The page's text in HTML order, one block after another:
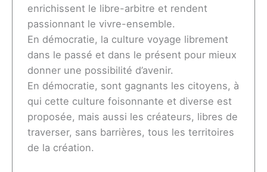
enrichissent le libre-arbitre et rendent
passionnant le vivre-ensemble.
En démocratie, la culture voyage librement
dans le passé et dans le présent pour mieux
donner une possibilité d’avenir.
En démocratie, sont gagnants les citoyens, à
qui cette culture foisonnante et diverse est
proposée, mais aussi les créateurs, libres de
traverser, sans barrières, tous les territoires
de la création.